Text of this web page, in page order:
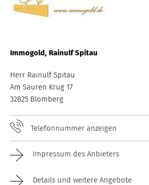
Immogold, Rainulf Spitau
Herr Rainulf Spitau
Am Sauren Krug 17
32825 Blomberg
Telefonnummer anzeigen
Impressum des Anbieters
Details und weitere Angebote